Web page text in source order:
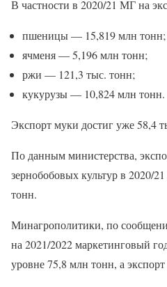
В частности в 2020/21 МГ на
пшеницы — 15,819 млн тонн;
ячменя — 5,196 млн тонн;
ржи — 121,3 тыс. тонн;
кукурузы — 10,824 млн тонн.
Экспорт муки достиг уже 58,4
По данным министерства,
зернобобовых культур в 2020/
тонн.
Минагрополитики, по
на 2021/2022 маркетинговый
уровне 75,8 млн тонн, а